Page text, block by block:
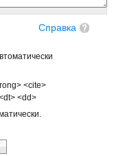
Справка
<cite>
<dd>